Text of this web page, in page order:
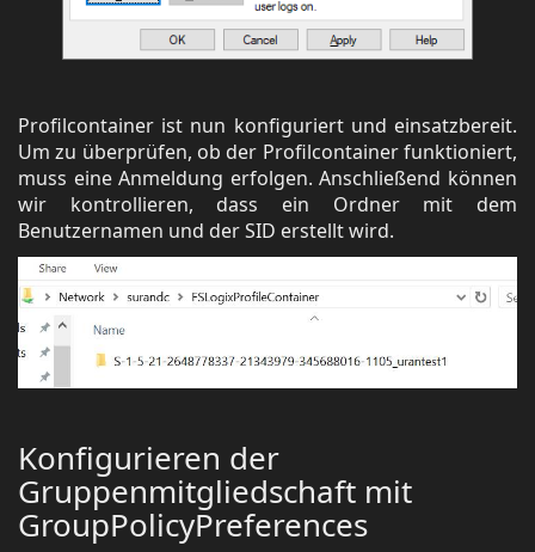
Profilcontainer ist nun konfiguriert und einsatzbereit.
Um zu überprüfen, ob der Profilcontainer funktioniert,
muss eine Anmeldung erfolgen. Anschließend können
wir kontrollieren, dass ein Ordner mit dem
Benutzernamen und der SID erstellt wird.
Konfigurieren der
Gruppenmitgliedschaft mit
GroupPolicyPreferences